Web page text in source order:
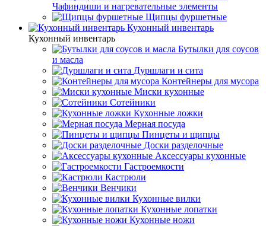
Чафиндиши и нагревательные элементы
Щипцы фуршетные
Кухонный инвентарь
Кухонный инвентарь
Бутылки для соусов
и масла
Дуршлаги и сита
Контейнеры для мусора
Миски кухонные
Сотейники
Кухонные ложки
Мерная посуда
Пинцеты и щипцы
Доски разделочные
Аксессуары кухонные
Гастроемкости
Кастрюли
Венчики
Кухонные вилки
Кухонные лопатки
Кухонные ножи